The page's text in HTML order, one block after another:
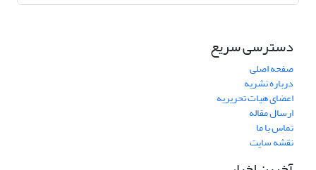
دسترسی سریع
صفحه اصلی
درباره نشریه
اعضای هیات تحریریه
ارسال مقاله
تماس با ما
نقشه سایت